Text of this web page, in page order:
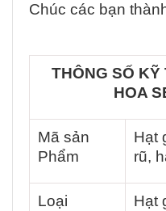
Chúc các bạn
THÔNG SỐ KỸ
HOA
Mã sản
Phẩm
Hạt
rũ,
Loại
Hạt